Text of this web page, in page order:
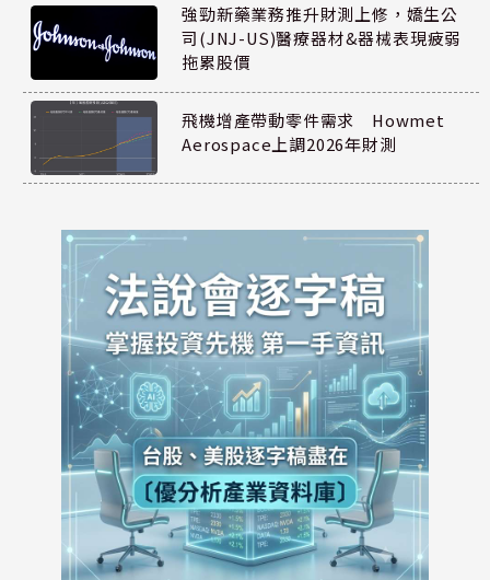
強勁新藥業務推升財測上修，嬌生公
司(JNJ-US)醫療器材&器械表現疲弱
拖累股價
飛機增產帶動零件需求 Howmet
Aerospace上調2026年財測